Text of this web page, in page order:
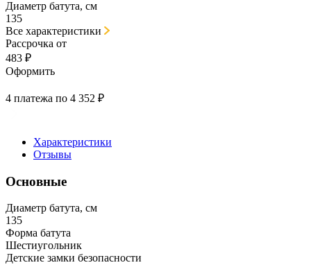
Диаметр батута, см
135
Все характеристики
Рассрочка от
483 ₽
Оформить
4 платежа по 4 352 ₽
Характеристики
Отзывы
Основные
Диаметр батута, см
135
Форма батута
Шестиугольник
Детские замки безопасности